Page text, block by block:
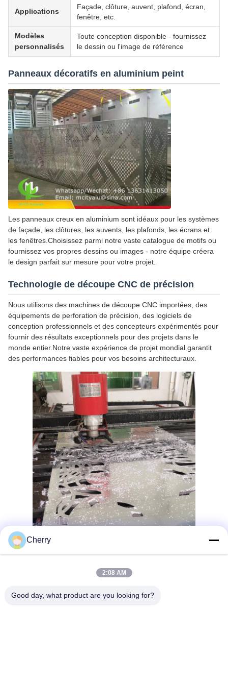
Applications
Façade, clôture, auvent, plafond, écran,
fenêtre, etc.
Modèles
personnalisés
Toute conception disponible - fournissez
le dessin ou l'image de référence
Panneaux décoratifs en aluminium peint
Les panneaux creux en aluminium sont idéaux pour les systèmes
de façade, les clôtures, les auvents, les plafonds, les écrans et
les fenêtres.Choisissez parmi notre vaste catalogue de motifs ou
fournissez vos propres dessins ou images - notre équipe créera
le design parfait sur mesure pour votre projet.
Technologie de découpe CNC de précision
Nous utilisons des machines de découpe CNC importées, des
équipements de perforation de précision, des logiciels de
conception professionnels et des concepteurs expérimentés pour
fournir des résultats exceptionnels pour des projets dans le
monde entier.Notre vaste expérience de projet mondial garantit
des performances fiables pour vos besoins architecturaux.
Cherry
2:08 AM
Good day, what product are you looking for?